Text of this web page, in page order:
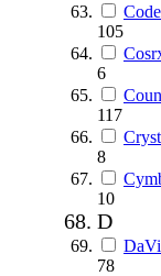
105
6
117
8
10
D
78